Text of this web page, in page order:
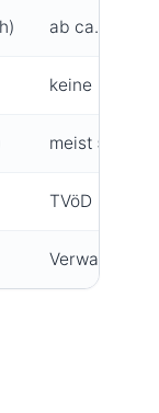
ab ca. 2.600
keine
meist 50–55
TVöD
Verwaltung,